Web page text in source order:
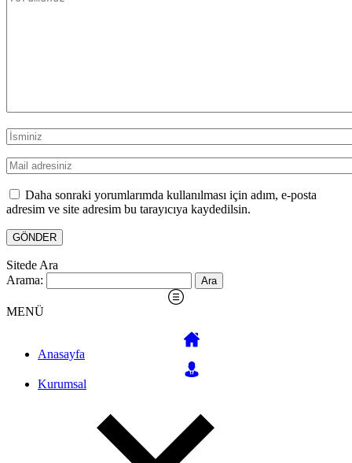
Daha sonraki yorumlarımda kullanılması için adım, e-posta
adresim ve site adresim bu tarayıcıya kaydedilsin.
Sitede Ara
Arama:
MENÜ
Anasayfa
Kurumsal